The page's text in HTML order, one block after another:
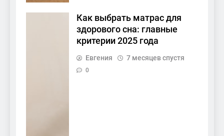
Как выбрать матрас для
здорового сна: главные
критерии 2025 года
Евгения 7 месяцев спустя
0